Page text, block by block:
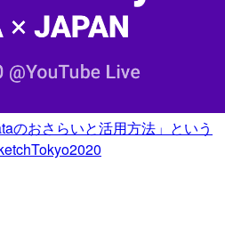
のおさらいと活用方法」という